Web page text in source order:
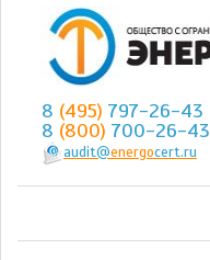
8 (495) 797-26-43
8 (800) 700-26-43
audit@energocert.ru